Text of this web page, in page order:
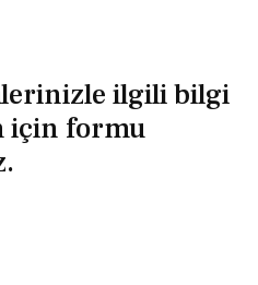
ilgili bilgi
için formu